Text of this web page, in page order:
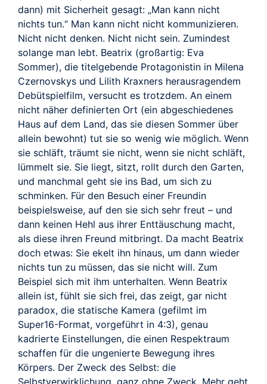
dann) mit Sicherheit gesagt: „Man kann nicht
nichts tun.“ Man kann nicht nicht kommunizieren.
Nicht nicht denken. Nicht nicht sein. Zumindest
solange man lebt. Beatrix (großartig: Eva
Sommer), die titelgebende Protagonistin in Milena
Czernovskys und Lilith Kraxners herausragendem
Debütspielfilm, versucht es trotzdem. An einem
nicht näher definierten Ort (ein abgeschiedenes
Haus auf dem Land, das sie diesen Sommer über
allein bewohnt) tut sie so wenig wie möglich. Wenn
sie schläft, träumt sie nicht, wenn sie nicht schläft,
lümmelt sie. Sie liegt, sitzt, rollt durch den Garten,
und manchmal geht sie ins Bad, um sich zu
schminken. Für den Besuch einer Freundin
beispielsweise, auf den sie sich sehr freut – und
dann keinen Hehl aus ihrer Enttäuschung macht,
als diese ihren Freund mitbringt. Da macht Beatrix
doch etwas: Sie ekelt ihn hinaus, um dann wieder
nichts tun zu müssen, das sie nicht will. Zum
Beispiel sich mit ihm unterhalten. Wenn Beatrix
allein ist, fühlt sie sich frei, das zeigt, gar nicht
paradox, die statische Kamera (gefilmt im
Super16-Format, vorgeführt in 4:3), genau
kadrierte Einstellungen, die einen Respektraum
schaffen für die ungenierte Bewegung ihres
Körpers. Der Zweck des Selbst: die
Selbstverwirklichung, ganz ohne Zweck. Mehr geht